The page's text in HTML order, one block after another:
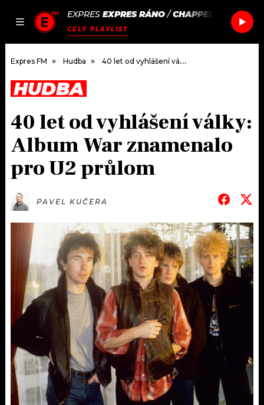
JAK
SEZNAM.CZ
EXPRES EXPRES RÁNO/CHAPPELL ROAN
CELÝ PLAYLIST
DOMŮ
ČLÁNKY
ROZHOVORY
#NEBUDUDOMA
KALENDÁŘ
KVÍZY
TRENDY
KULTURA
PODCASTY
JAK NALADIT
APLIKACE
PROGRAM
PLAYLIST
JAK NALADIT
SOUTĚŽE
Expres FM Hudba 40 let od vyhlášení války: Album War znamenalo pro U2 průlom
HUDBA
40 let od vyhlášení války:
Album War znamenalo
pro U2 průlom
PAVEL KUČERA